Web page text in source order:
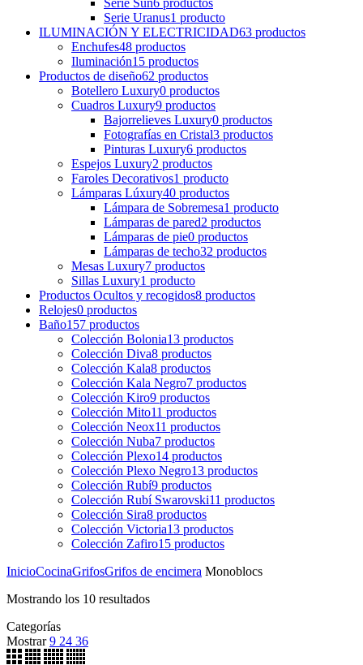
Serie Uranus1 producto
ILUMINACIÓN Y ELECTRICIDAD63 productos
Enchufes48 productos
Iluminación15 productos
Productos de diseño62 productos
Botellero Luxury0 productos
Cuadros Luxury9 productos
Bajorrelieves Luxury0 productos
Fotografías en Cristal3 productos
Pinturas Luxury6 productos
Espejos Luxury2 productos
Faroles Decorativos1 producto
Lámparas Lúxury40 productos
Lámpara de Sobremesa1 producto
Lámparas de pared2 productos
Lámparas de pie0 productos
Lámparas de techo32 productos
Mesas Luxury7 productos
Sillas Luxury1 producto
Productos Ocultos y recogidos8 productos
Relojes0 productos
Baño157 productos
Colección Bolonia13 productos
Colección Diva8 productos
Colección Kala8 productos
Colección Kala Negro7 productos
Colección Kiro9 productos
Colección Mito11 productos
Colección Neox11 productos
Colección Nuba7 productos
Colección Plexo14 productos
Colección Plexo Negro13 productos
Colección Rubí9 productos
Colección Rubí Swarovski11 productos
Colección Sira8 productos
Colección Victoria13 productos
Colección Zafiro15 productos
InicioCocinaGrifosGrifos de encimera Monoblocs
Mostrando los 10 resultados
Categorías
Mostrar 9 24 36